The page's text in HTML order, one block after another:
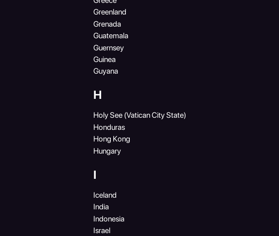
Greenland
Grenada
Guatemala
Guernsey
Guinea
Guyana
H
Holy See (Vatican City State)
Honduras
Hong Kong
Hungary
I
Iceland
India
Indonesia
Israel